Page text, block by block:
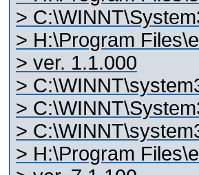
>
> H:\Program
> ver. 1.1.000
>
>
>
> H:\Program